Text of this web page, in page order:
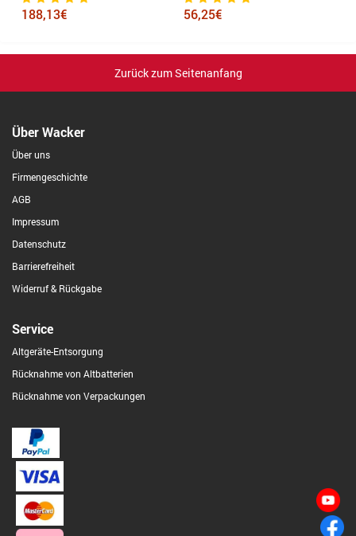
188,13€ 56,25€
Zurück zum Seitenanfang
Über Wacker
Über uns
Firmengeschichte
AGB
Impressum
Datenschutz
Barrierefreiheit
Widerruf & Rückgabe
Service
Altgeräte-Entsorgung
Rücknahme von Altbatterien
Rücknahme von Verpackungen